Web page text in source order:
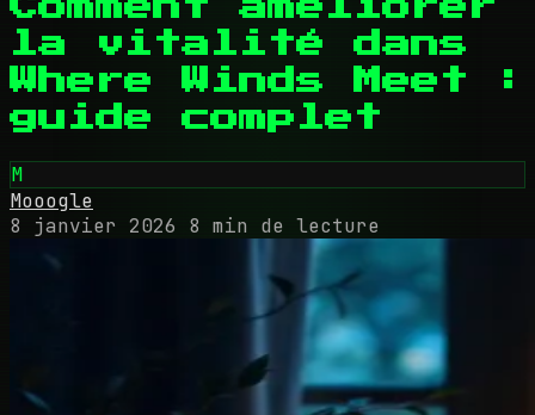
Comment améliorer
la vitalité dans
Where Winds Meet :
guide complet
M
Mooogle
8 janvier 2026
8 min de lecture